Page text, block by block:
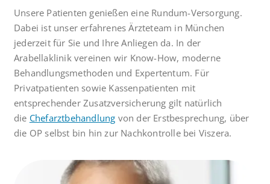
Unsere Patienten genießen eine Rundum-Versorgung.
Dabei ist unser erfahrenes Ärzteteam in München
jederzeit für Sie und Ihre Anliegen da. In der
Arabellaklinik vereinen wir Know-How, moderne
Behandlungsmethoden und Expertentum. Für
Privatpatienten sowie Kassenpatienten mit
entsprechender Zusatzversicherung gilt natürlich
die Chefarztbehandlung von der Erstbesprechung, über
die OP selbst bin hin zur Nachkontrolle bei Viszera.